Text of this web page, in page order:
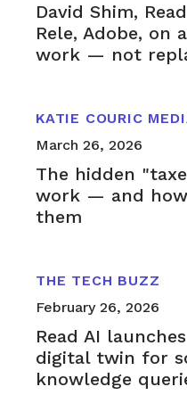
David Shim,
Rele, Adobe, on
work — not
KATIE COURIC
March 26, 2026
The hidden
work — and how
them
THE TECH BUZZ
February 26, 2026
Read AI
digital twin for
knowledge